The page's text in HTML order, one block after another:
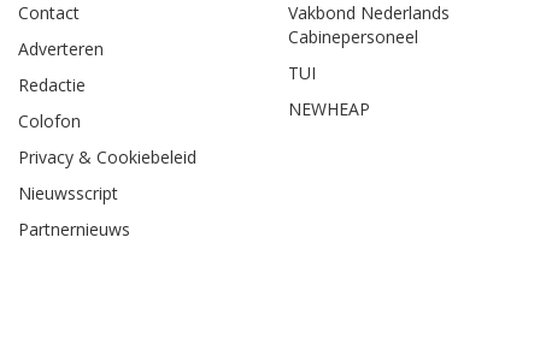
Contact
Adverteren
Redactie
Colofon
Privacy & Cookiebeleid
Nieuwsscript
Partnernieuws
Vakbond Nederlands
Cabinepersoneel
TUI
NEWHEAP